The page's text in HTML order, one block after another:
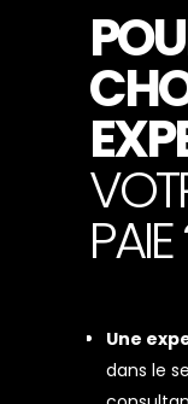
Une
dans le